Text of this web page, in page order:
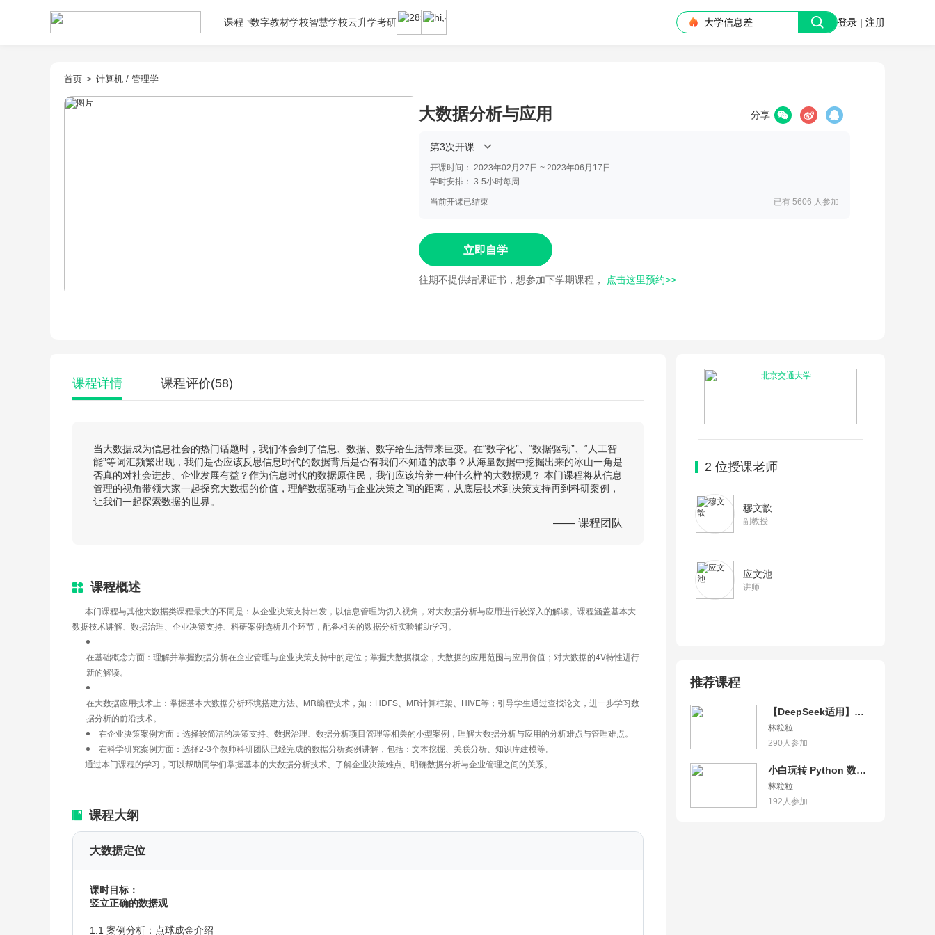
课程 数字教材学校智慧学校云升学考研 大学信息差 登录 | 注册
首页 > 计算机 / 管理学
大数据分析与应用 分享
第3次开课
开课时间： 2023年02月27日 ~ 2023年06月17日
学时安排： 3-5小时每周
当前开课已结束 已有 5606 人参加
立即自学
往期不提供结课证书，想参加下学期课程， 点击这里预约>>
课程详情 课程评价(58)
当大数据成为信息社会的热门话题时，我们体会到了信息、数据、数字给生活带来巨变。在“数字化”、“数据驱动”、“人工智
能”等词汇频繁出现，我们是否应该反思信息时代的数据背后是否有我们不知道的故事？从海量数据中挖掘出来的冰山一角是
否真的对社会进步、企业发展有益？作为信息时代的数据原住民，我们应该培养一种什么样的大数据观？ 本门课程将从信息
管理的视角带领大家一起探究大数据的价值，理解数据驱动与企业决策之间的距离，从底层技术到决策支持再到科研案例，
让我们一起探索数据的世界。
—— 课程团队
课程概述
本门课程与其他大数据类课程最大的不同是：从企业决策支持出发，以信息管理为切入视角，对大数据分析与应用进行较深入的解读。课程涵盖基本大
数据技术讲解、数据治理、企业决策支持、科研案例选析几个环节，配备相关的数据分析实验辅助学习。
在基础概念方面：理解并掌握数据分析在企业管理与企业决策支持中的定位；掌握大数据概念，大数据的应用范围与应用价值；对大数据的4V特性进行
新的解读。
在大数据应用技术上：掌握基本大数据分析环境搭建方法、MR编程技术，如：HDFS、MR计算框架、HIVE等；引导学生通过查找论文，进一步学习数
据分析的前沿技术。
在企业决策案例方面：选择较简洁的决策支持、数据治理、数据分析项目管理等相关的小型案例，理解大数据分析与应用的分析难点与管理难点。
在科学研究案例方面：选择2-3个教师科研团队已经完成的数据分析案例讲解，包括：文本挖掘、关联分析、知识库建模等。
通过本门课程的学习，可以帮助同学们掌握基本的大数据分析技术、了解企业决策难点、明确数据分析与企业管理之间的关系。
课程大纲
大数据定位
课时目标：
竖立正确的数据观
1.1 案例分析：点球成金介绍
2 位授课老师
穆文歆
副教授
应文池
讲师
推荐课程
【DeepSeek适用】小
白玩转AI大模型应用开
发
林粒粒
290 人参加
小白玩转 Python 数据
分析
林粒粒
192 人参加